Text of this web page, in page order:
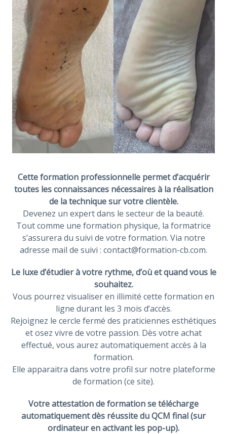
Cette formation professionnelle permet d’acquérir
toutes les connaissances nécessaires à la réalisation
de la technique sur votre clientèle.
Devenez un expert dans le secteur de la beauté.
Tout comme une formation physique, la formatrice
s’assurera du suivi de votre formation. Via notre
adresse mail de suivi : contact@formation-cb.com.
Le luxe d’étudier à votre rythme, d’où et quand vous le
souhaitez.
Vous pourrez visualiser en illimité cette formation en
ligne durant les 3 mois d’accès.
Rejoignez le cercle fermé des praticiennes esthétiques
et osez vivre de votre passion. Dès votre achat
effectué, vous aurez automatiquement accès à la
formation.
Elle apparaitra dans votre profil sur notre plateforme
de formation (ce site).
Votre attestation de formation se télécharge
automatiquement dès réussite du QCM final (sur
ordinateur en activant les pop-up).